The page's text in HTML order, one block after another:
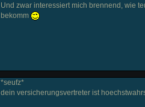
Und zwar interessiert mich brennend, wie
bekomm
*seufz*
dein versicherungsvertreter ist